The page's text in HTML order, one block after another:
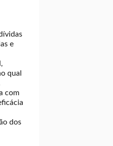
e
qual
com
dos